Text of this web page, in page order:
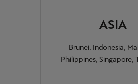
ASIA
Brunei, Indonesia,
Philippines, Singapore,